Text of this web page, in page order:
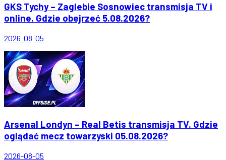
GKS Tychy – Zaglebie Sosnowiec transmisja TV i
online. Gdzie obejrzeć 5.08.2026?
2026-08-05
Arsenal Londyn – Real Betis transmisja TV. Gdzie
oglądać mecz towarzyski 05.08.2026?
2026-08-05